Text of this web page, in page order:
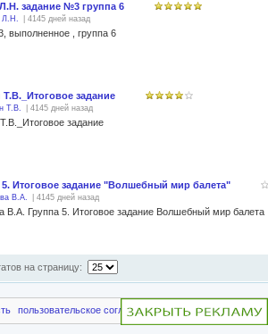
задание №3 группа 6
Л.Н. | 4145 дней назад
выполненное , группа 6
задание
Т.В. | 4145 дней назад
задание
5. Итоговое задание "Волшебный мир балета"
В.А. | 4145 дней назад
В.А. Группа 5. Итоговое задание Волшебный мир балета
на страницу:
пользовательское соглашение чаво пригласить